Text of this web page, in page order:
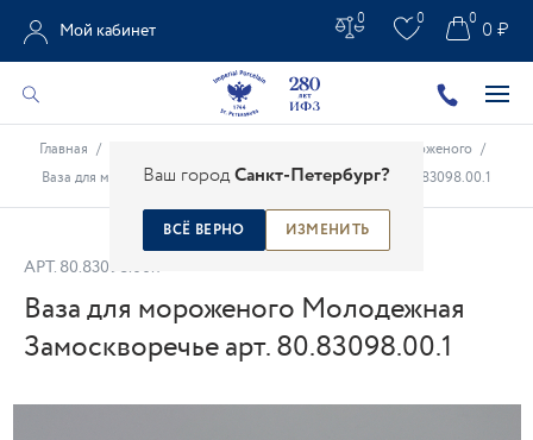
Ваш городСанкт-Петербург?
ВСЁ ВЕРНО ИЗМЕНИТЬ
Мой кабинет
0 0 0 ₽
0
Главная / Вазы для мороженого /
Ваза для мороженого Молодежная Замоскворечье арт. 80.83098.00.1
АРТ. 80.83098.00.1
Ваза для мороженого Молодежная
Замоскворечье арт. 80.83098.00.1